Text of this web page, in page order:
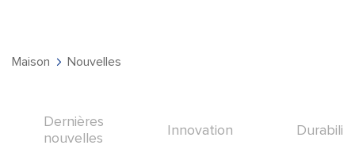
Maison Nouvelles
Dernières
nouvelles
Innovation